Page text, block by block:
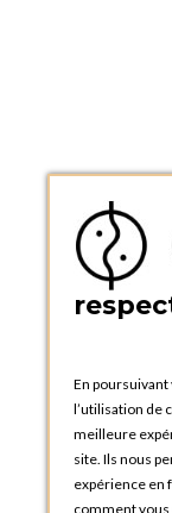
En
l’utilisation de
meilleure
site. Ils nous
expérience en
comment vous